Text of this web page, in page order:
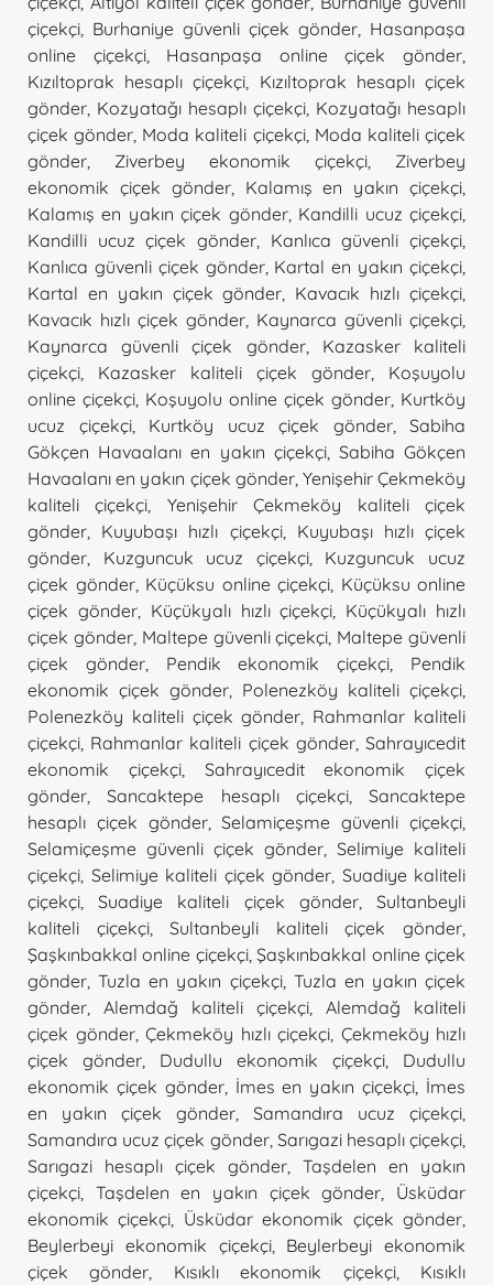
çiçekçi, Burhaniye güvenli çiçek gönder, Hasanpaşa
online çiçekçi, Hasanpaşa online çiçek gönder,
Kızıltoprak hesaplı çiçekçi, Kızıltoprak hesaplı çiçek
gönder, Kozyatağı hesaplı çiçekçi, Kozyatağı hesaplı
çiçek gönder, Moda kaliteli çiçekçi, Moda kaliteli çiçek
gönder, Ziverbey ekonomik çiçekçi, Ziverbey
ekonomik çiçek gönder, Kalamış en yakın çiçekçi,
Kalamış en yakın çiçek gönder, Kandilli ucuz çiçekçi,
Kandilli ucuz çiçek gönder, Kanlıca güvenli çiçekçi,
Kanlıca güvenli çiçek gönder, Kartal en yakın çiçekçi,
Kartal en yakın çiçek gönder, Kavacık hızlı çiçekçi,
Kavacık hızlı çiçek gönder, Kaynarca güvenli çiçekçi,
Kaynarca güvenli çiçek gönder, Kazasker kaliteli
çiçekçi, Kazasker kaliteli çiçek gönder, Koşuyolu
online çiçekçi, Koşuyolu online çiçek gönder, Kurtköy
ucuz çiçekçi, Kurtköy ucuz çiçek gönder, Sabiha
Gökçen Havaalanı en yakın çiçekçi, Sabiha Gökçen
Havaalanı en yakın çiçek gönder, Yenişehir Çekmeköy
kaliteli çiçekçi, Yenişehir Çekmeköy kaliteli çiçek
gönder, Kuyubaşı hızlı çiçekçi, Kuyubaşı hızlı çiçek
gönder, Kuzguncuk ucuz çiçekçi, Kuzguncuk ucuz
çiçek gönder, Küçüksu online çiçekçi, Küçüksu online
çiçek gönder, Küçükyalı hızlı çiçekçi, Küçükyalı hızlı
çiçek gönder, Maltepe güvenli çiçekçi, Maltepe güvenli
çiçek gönder, Pendik ekonomik çiçekçi, Pendik
ekonomik çiçek gönder, Polenezköy kaliteli çiçekçi,
Polenezköy kaliteli çiçek gönder, Rahmanlar kaliteli
çiçekçi, Rahmanlar kaliteli çiçek gönder,Sahrayıcedit
ekonomik çiçekçi, Sahrayıcedit ekonomik çiçek
gönder,Sancaktepe hesaplı çiçekçi, Sancaktepe
hesaplı çiçek gönder,Selamiçeşme güvenli çiçekçi,
Selamiçeşme güvenli çiçek gönder, Selimiye kaliteli
çiçekçi, Selimiye kaliteli çiçek gönder, Suadiye kaliteli
çiçekçi,Suadiye kaliteli çiçek gönder,Sultanbeyli
kaliteli çiçekçi,Sultanbeyli kaliteli çiçek gönder,
Şaşkınbakkal online çiçekçi,Şaşkınbakkal online çiçek
gönder,Tuzla en yakın çiçekçi, Tuzla en yakın çiçek
gönder, Alemdağ kaliteli çiçekçi, Alemdağ kaliteli
çiçek gönder, Çekmeköy hızlı çiçekçi, Çekmeköy hızlı
çiçek gönder, Dudullu ekonomik çiçekçi, Dudullu
ekonomik çiçek gönder, İmes en yakın çiçekçi, İmes
en yakın çiçek gönder, Samandıra ucuz çiçekçi,
Samandıra ucuz çiçek gönder, Sarıgazi hesaplı çiçekçi,
Sarıgazi hesaplı çiçek gönder, Taşdelen en yakın
çiçekçi, Taşdelen en yakın çiçek gönder, Üsküdar
ekonomik çiçekçi, Üsküdar ekonomik çiçek gönder,
Beylerbeyi ekonomik çiçekçi, Beylerbeyi ekonomik
çiçek gönder, Kısıklı ekonomik çiçekçi, Kısıklı